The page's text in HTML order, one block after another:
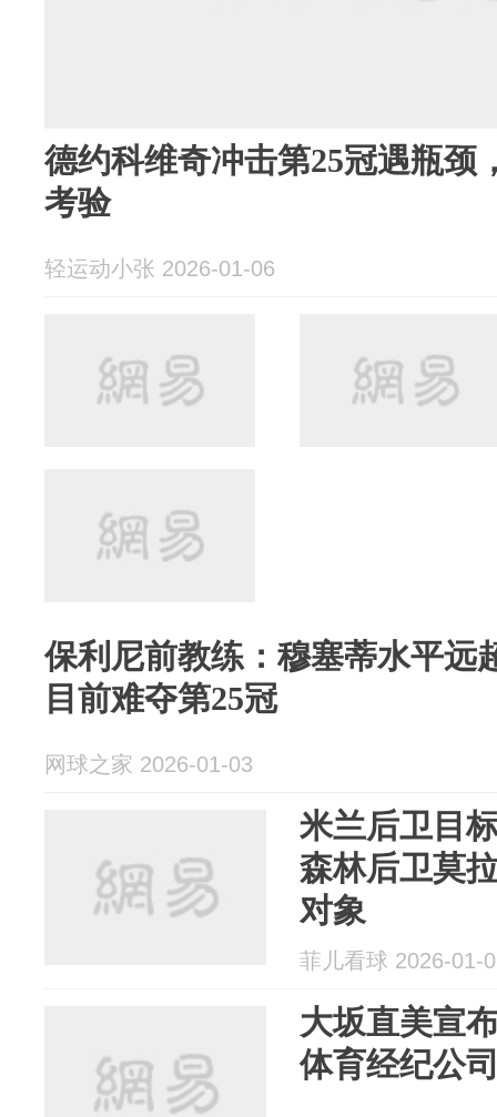
德约科维奇冲击第25冠遇瓶颈
考验
轻运动小张 2026-01-06
保利尼前教练：穆塞蒂水平远
目前难夺第25冠
网球之家 2026-01-03
米兰后卫目
森林后卫莫
对象
菲儿看球 2026-01-
大坂直美宣
体育经纪公